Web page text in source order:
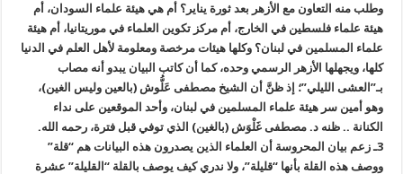
وطلب منه التعاون مع الأزهر بعد ثورة يناير؟ أم هي هيئة علماء السودان، أم
هيئة علماء فلسطين في الخارج، أم مركز تكوين العلماء في موريتانيا، أم هيئة
علماء المسلمين في لبنان؟ وكلها هيئات مرخصة ومعلومة لأهل العلم في الدنيا
كلها، ويجهلها الأزهر الرسمي وحده، كما أن كاتب البيان يبدو أنه مصاب
بـ”العشى الليلي”؛ إذ ظنَّ أن الشيخ مصطفى عَلُّوش (بالعين وليس الغين)،
وهو أمين سر هيئة علماء المسلمين في لبنان، وأحد الموقعين على نداء
الكنانة ..ظنه د. مصطفى غَلْوَش (بالغين) الذي توفي قبل فترة، رحمه الله.
3ـ زعم بيان المحروسة أن العلماء الذين يصدرون هذه البيانات هم “قلة”
ووصف هذه القلة بأنها “قليلة”، ولا ندري كيف يوصف بالقلة “القليلة” عشرة